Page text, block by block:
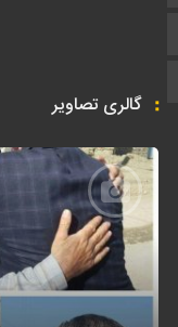
گالری تصاویر